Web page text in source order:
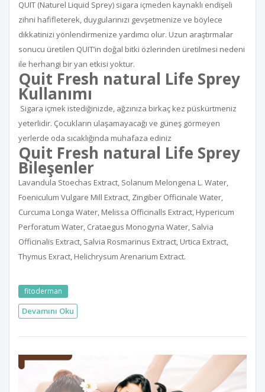
QUIT (Naturel Liquid Sprey) sigara içmeden kaynaklı endişeli
zihni hafifleterek, duygularınızı gevşetmenize ve böylece
dikkatinizi yönlendirmenize yardımcı olur. Uzun araştırmalar
sonucu üretilen QUIT’in doğal bitki özlerinden üretilmesi nedeni
ile herhangi bir yan etkisi yoktur.
Quit Fresh natural Life Sprey
Kullanımı
Sigara içmek istediğinizde, ağzınıza birkaç kez püskürtmeniz
yeterlidir. Çocukların ulaşamayacağı ve güneş görmeyen
yerlerde oda sıcaklığında muhafaza ediniz
Quit Fresh natural Life Sprey
Bileşenler
Lavandula Stoechas Extract, Solanum Melongena L. Water,
Foeniculum Vulgare Mill Extract, Zingiber Officinale Water,
Curcuma Longa Water, Melissa Officinalls Extract, Hypericum
Perforatum Water, Crataegus Monogyna Water, Salvia
Officinalis Extract, Salvia Rosmarinus Extract, Urtica Extract,
Thymus Exract, Helichrysum Arenarium Extract.
fitoderman
Devamını Oku